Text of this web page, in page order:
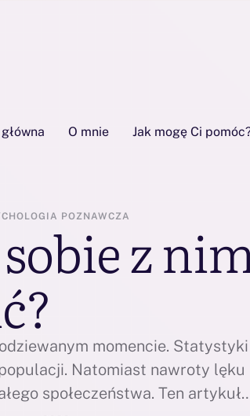
O mnie Jak mogę Ci
POZNAWCZA z
momencie. Statystyki
Natomiast nawroty lęku
społeczeństwa. Ten artykuł